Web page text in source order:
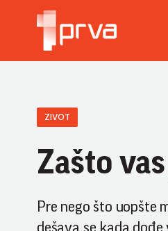
ZIVOT
Zašto
Pre nego što uopšte
dešava se kada